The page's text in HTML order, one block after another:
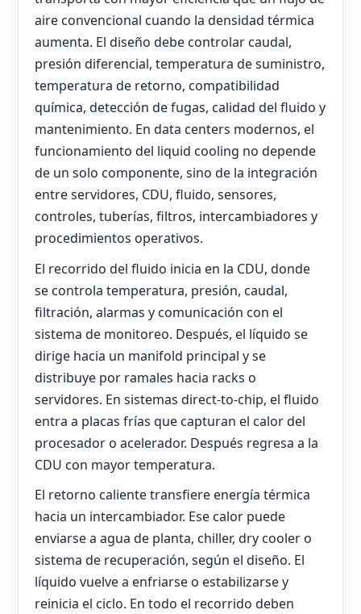
aire convencional cuando la densidad térmica
aumenta. El diseño debe controlar caudal,
presión diferencial, temperatura de suministro,
temperatura de retorno, compatibilidad
química, detección de fugas, calidad del fluido y
mantenimiento. En data centers modernos, el
funcionamiento del liquid cooling no depende
de un solo componente, sino de la integración
entre servidores, CDU, fluido, sensores,
controles, tuberías, filtros, intercambiadores y
procedimientos operativos.
El recorrido del fluido inicia en la CDU, donde
se controla temperatura, presión, caudal,
filtración, alarmas y comunicación con el
sistema de monitoreo. Después, el líquido se
dirige hacia un manifold principal y se
distribuye por ramales hacia racks o
servidores. En sistemas direct-to-chip, el fluido
entra a placas frías que capturan el calor del
procesador o acelerador. Después regresa a la
CDU con mayor temperatura.
El retorno caliente transfiere energía térmica
hacia un intercambiador. Ese calor puede
enviarse a agua de planta, chiller, dry cooler o
sistema de recuperación, según el diseño. El
líquido vuelve a enfriarse o estabilizarse y
reinicia el ciclo. En todo el recorrido deben